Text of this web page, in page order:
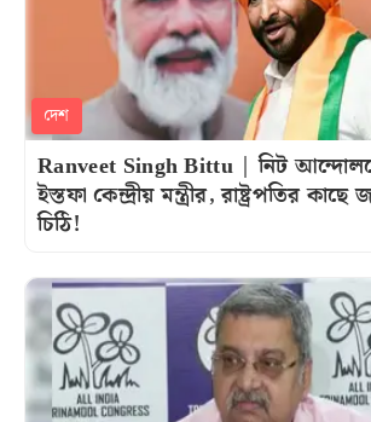
দেশ
Ranveet Singh Bittu | নিট
ইস্তফা কেন্দ্রীয় মন্ত্রীর, রাষ্ট্রপতির
চিঠি!